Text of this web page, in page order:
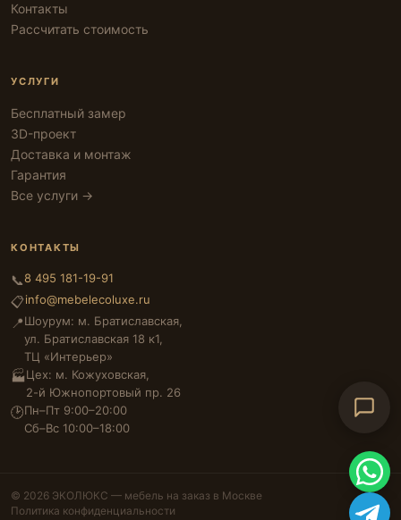
Контакты
Рассчитать стоимость
УСЛУГИ
Бесплатный замер
3D-проект
Доставка и монтаж
Гарантия
Все услуги →
КОНТАКТЫ
📞8 495 181-19-91
📋info@mebelecoluxe.ru
📍Шоурум: м. Братиславская,
ул. Братиславская 18 к1,
ТЦ «Интерьер»
🏭Цех: м. Кожуховская,
2-й Южнопортовый пр. 26
🕑Пн–Пт 9:00–20:00
Сб–Вс 10:00–18:00
© 2026 ЭКОЛЮКС — мебель на заказ в Москве
Политика конфиденциальности